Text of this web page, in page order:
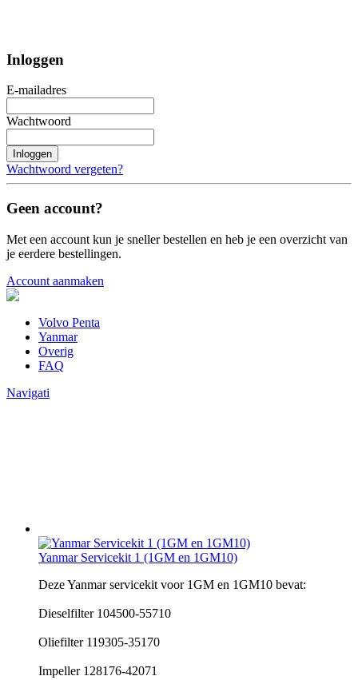
Inloggen
E-mailadres
Wachtwoord
Inloggen
Wachtwoord vergeten?
Geen account?
Met een account kun je sneller bestellen en heb je een overzicht van
je eerdere bestellingen.
Account aanmaken
Volvo Penta
Yanmar
Overig
FAQ
Navigati
Yanmar Servicekit 1 (1GM en 1GM10)
Deze Yanmar servicekit voor 1GM en 1GM10 bevat:
Dieselfilter 104500-55710
Oliefilter 119305-35170
Impeller 128176-42071